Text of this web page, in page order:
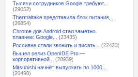
Тысячи сотрудников Google требуют...
(29052)
Thermaltake представила блок питания,...
(26854)
Chrome для Android стал заметно
плавнее: Google...
(23435)
Россияне стали звонить и писать...
(22423)
Вышел релиз OpenIDE Pro —
корпоративной...
(20939)
Mitsubishi начнёт выпускать по 1000...
(20490)